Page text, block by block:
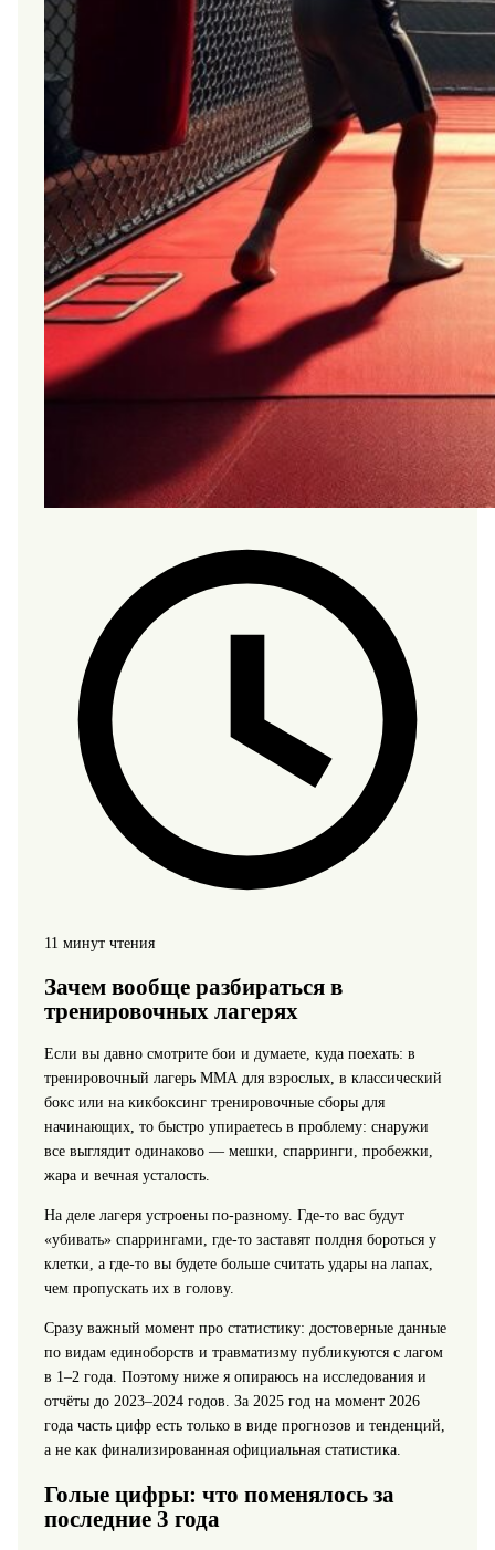
11 минут чтения
Зачем вообще разбираться в
тренировочных лагерях
Если вы давно смотрите бои и думаете, куда поехать: в
тренировочный лагерь ММА для взрослых, в классический
бокс или на кикбоксинг тренировочные сборы для
начинающих, то быстро упираетесь в проблему: снаружи
все выглядит одинаково — мешки, спарринги, пробежки,
жара и вечная усталость.
На деле лагеря устроены по‑разному. Где‑то вас будут
«убивать» спаррингами, где‑то заставят полдня бороться у
клетки, а где‑то вы будете больше считать удары на лапах,
чем пропускать их в голову.
Сразу важный момент про статистику: достоверные данные
по видам единоборств и травматизму публикуются с лагом
в 1–2 года. Поэтому ниже я опираюсь на исследования и
отчёты до 2023–2024 годов. За 2025 год на момент 2026
года часть цифр есть только в виде прогнозов и тенденций,
а не как финализированная официальная статистика.
Голые цифры: что поменялось за
последние 3 года